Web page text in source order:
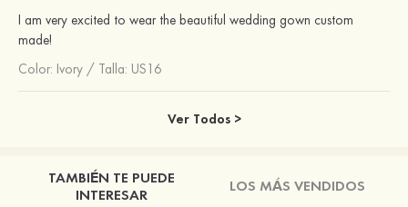
I am very excited to wear the beautiful wedding gown custom
made!
Color: Ivory / Talla: US16
Ver Todos >
TAMBIÉN TE PUEDE
INTERESAR
LOS MÁS VENDIDOS